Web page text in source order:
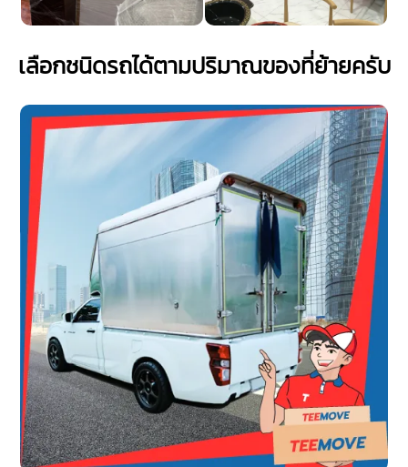
เลือกชนิดรถได้ตามปริมาณของที่ย้ายครับ